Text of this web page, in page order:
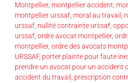
Montpellier, montpellier accident,
montpellier urssaf, moral au travail ,
urssaf, nullité contrainte urssaf,
urssaf, ordre avocat montpellier,
montpellier, ordre des avocats
URSSAF, porter plainte pour faute
prendre un avocat pour un accident
accident du travail , prescription